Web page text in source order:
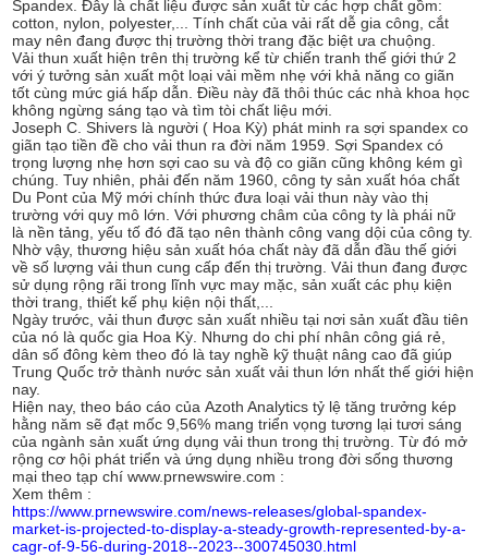
Spandex. Đây là chất liệu được sản xuất từ các hợp chất gồm:
cotton, nylon, polyester,... Tính chất của vải rất dễ gia công, cắt
may nên đang được thị trường thời trang đặc biệt ưa chuộng.
Vải thun xuất hiện trên thị trường kể từ chiến tranh thế giới thứ 2
với ý tưởng sản xuất một loại vải mềm nhẹ với khả năng co giãn
tốt cùng mức giá hấp dẫn. Điều này đã thôi thúc các nhà khoa học
không ngừng sáng tạo và tìm tòi chất liệu mới.
Joseph C. Shivers là người ( Hoa Kỳ) phát minh ra sợi spandex co
giãn tạo tiền đề cho vải thun ra đời năm 1959. Sợi Spandex có
trọng lượng nhẹ hơn sợi cao su và độ co giãn cũng không kém gì
chúng. Tuy nhiên, phải đến năm 1960, công ty sản xuất hóa chất
Du Pont của Mỹ mới chính thức đưa loại vải thun này vào thị
trường với quy mô lớn. Với phương châm của công ty là phái nữ
là nền tảng, yếu tố đó đã tạo nên thành công vang dội của công ty.
Nhờ vậy, thương hiệu sản xuất hóa chất này đã dẫn đầu thế giới
về số lượng vải thun cung cấp đến thị trường. Vải thun đang được
sử dụng rộng rãi trong lĩnh vực may mặc, sản xuất các phụ kiện
thời trang, thiết kế phụ kiện nội thất,...
Ngày trước, vải thun được sản xuất nhiều tại nơi sản xuất đầu tiên
của nó là quốc gia Hoa Kỳ. Nhưng do chi phí nhân công giá rẻ,
dân số đông kèm theo đó là tay nghề kỹ thuật nâng cao đã giúp
Trung Quốc trở thành nước sản xuất vải thun lớn nhất thế giới hiện
nay.
Hiện nay, theo báo cáo của Azoth Analytics tỷ lệ tăng trưởng kép
hằng năm sẽ đạt mốc 9,56% mang triển vọng tương lại tươi sáng
của ngành sản xuất ứng dụng vải thun trong thị trường. Từ đó mở
rộng cơ hội phát triển và ứng dụng nhiều trong đời sống thương
mại theo tạp chí www.prnewswire.com :
Xem thêm :
https://www.prnewswire.com/news-releases/global-spandex-
market-is-projected-to-display-a-steady-growth-represented-by-a-
cagr-of-9-56-during-2018--2023--300745030.html